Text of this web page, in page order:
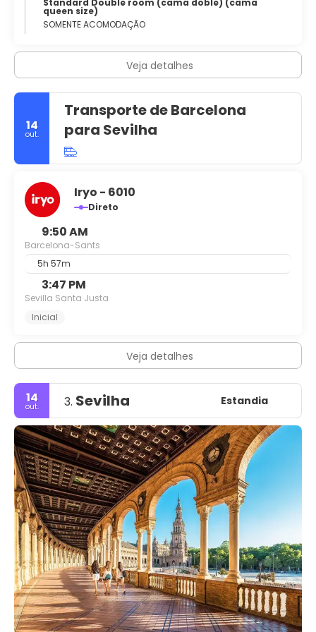
Standard Double room (cama doble) (cama
queen size)
SOMENTE ACOMODAÇÃO
Veja detalhes
14
out.
Transporte de Barcelona
para Sevilha
Iryo - 6010
Direto
9:50 AM
Barcelona-Sants
5h 57m
3:47 PM
Sevilla Santa Justa
Inicial
Veja detalhes
14
out. 3. Sevilha Estandia